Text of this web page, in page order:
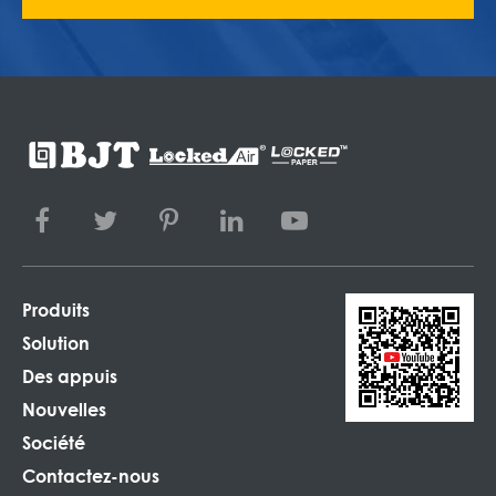
Produits
Solution
Des appuis
Nouvelles
Société
Contactez-nous